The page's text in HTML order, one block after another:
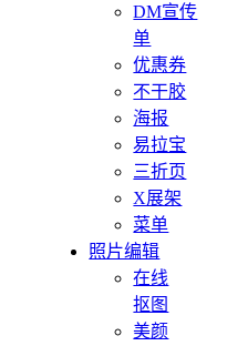
DM宣传
单
优惠券
不干胶
海报
易拉宝
三折页
X展架
菜单
照片编辑
在线
抠图
美颜